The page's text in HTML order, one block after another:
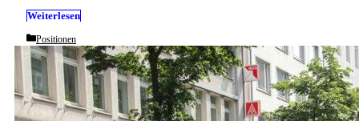
Weiterlesen
Categories
Positionen